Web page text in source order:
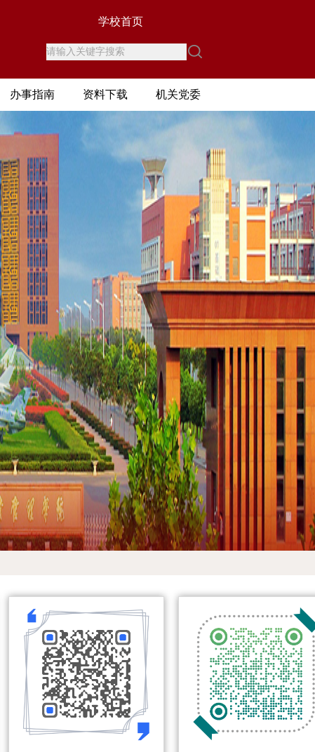
学校首页
办事指南 资料下载 机关党委